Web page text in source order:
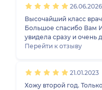
26.06.2026
Высочайший класс
Большое спасибо Вам
увидела сразу и очень
стабильный! Плюс,
Перейти к отзыву
21.01.2023
Хожу второй год.